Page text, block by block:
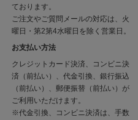
ております。
ご注文やご質問メールの対応は、火
曜日・第2第4水曜日を除く営業日。
お支払い方法
クレジットカード決済、コンビニ決
済（前払い）、代金引換、銀行振込
（前払い）、郵便振替（前払い）が
ご利用いただけます。
※代金引換、コンビニ決済は、手数